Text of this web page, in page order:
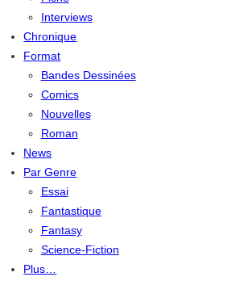
Interviews
Chronique
Format
Bandes Dessinées
Comics
Nouvelles
Roman
News
Par Genre
Essai
Fantastique
Fantasy
Science-Fiction
Plus…